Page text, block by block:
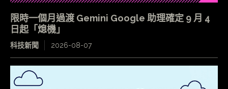
限時一個月過渡 Gemini Google 助理確定 9 月 4
日起「熄機」
科技新聞 2026-08-07